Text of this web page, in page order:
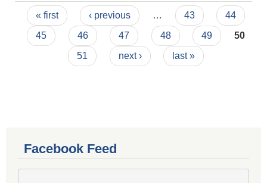
Pages
« first ‹ previous … 43
44
45
46 47 48 49
50
51
next › last »
Facebook Feed